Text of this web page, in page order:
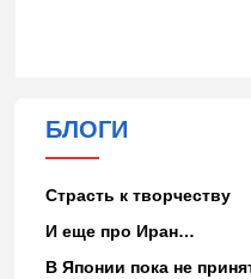
БЛОГИ
Страсть к творчеству
И еще про Иран…
В Японии пока не